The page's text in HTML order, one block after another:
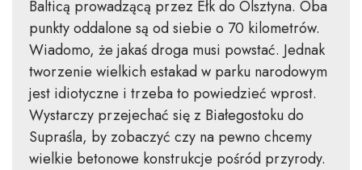
Balticą prowadzącą przez Ełk do Olsztyna. Oba
punkty oddalone są od siebie o 70 kilometrów.
Wiadomo, że jakaś droga musi powstać. Jednak
tworzenie wielkich estakad w parku narodowym
jest idiotyczne i trzeba to powiedzieć wprost.
Wystarczy przejechać się z Białegostoku do
Supraśla, by zobaczyć czy na pewno chcemy
wielkie betonowe konstrukcje pośród przyrody.